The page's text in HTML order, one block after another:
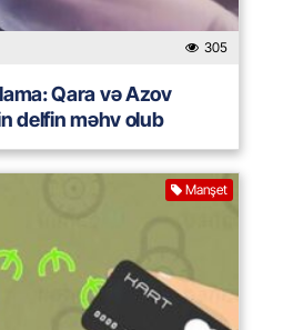
305
Qara və Azov
delfin məhv olub
Manşet